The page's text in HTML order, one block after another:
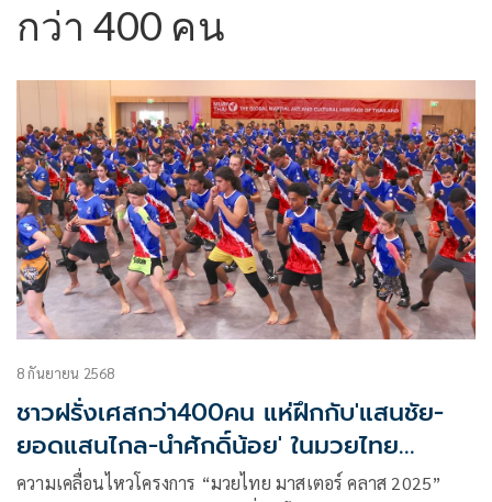
กว่า 400 คน
8 กันยายน 2568
ชาวฝรั่งเศสกว่า400คน แห่ฝึกกับ'แสนชัย-
ยอดแสนไกล-นำศักดิ์น้อย' ในมวยไทย
มาสเตอร์คลาส
ความเคลื่อนไหวโครงการ “มวยไทย มาสเตอร์ คลาส 2025”